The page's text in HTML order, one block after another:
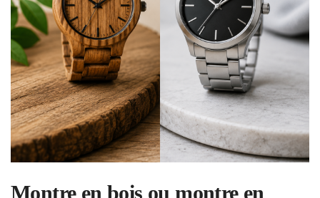
Montre en bois ou montre en